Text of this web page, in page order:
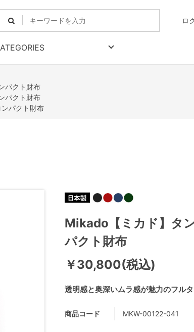
ロ
パクト財布
パクト財布
パクト財布
透明感と奥深いムラ感が魅力のフル
Mikado【ミカド】タ
パクト財布
￥30,800(税込)
商品コード MKW-00122-041